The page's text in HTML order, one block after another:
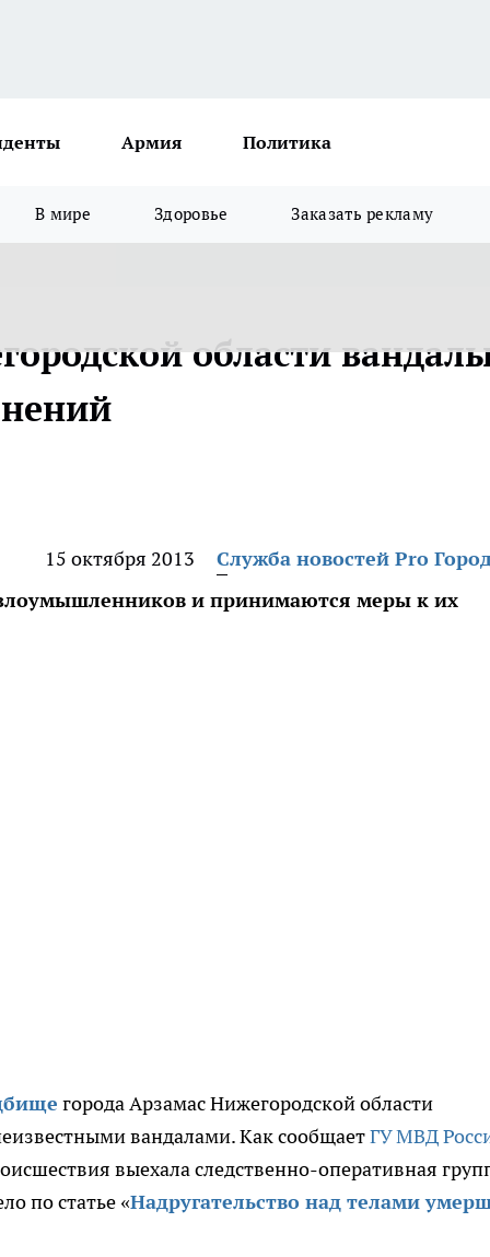
Армия Политика
В мире Здоровье Заказать рекламу
области
15 октября 2013
Служба новостей Pro
и принимаются меры к их
города Арзамас Нижегородской области
вандалами. Как сообщаетГУ МВД
выехала следственно-оперативная
по статье «Надругательство над телами